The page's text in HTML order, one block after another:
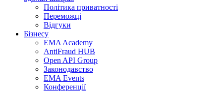
Політика приватності
Переможцi
Відгуки
Бізнесу
EMA Academy
AntiFraud HUB
Open API Group
Законодавство
EMA Events
Конференції